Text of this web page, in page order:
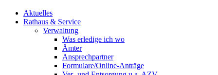
Aktuelles
Rathaus & Service
Verwaltung
Was erledige ich wo
Ämter
Ansprechpartner
Formulare/Online-Anträge